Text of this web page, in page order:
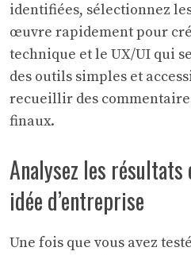
identifiées, sélectionnez
œuvre rapidement pour
technique et le UX/UI qui
des outils simples et
recueillir des
finaux.
Analysez les
idée d’entreprise
Une fois que vous avez